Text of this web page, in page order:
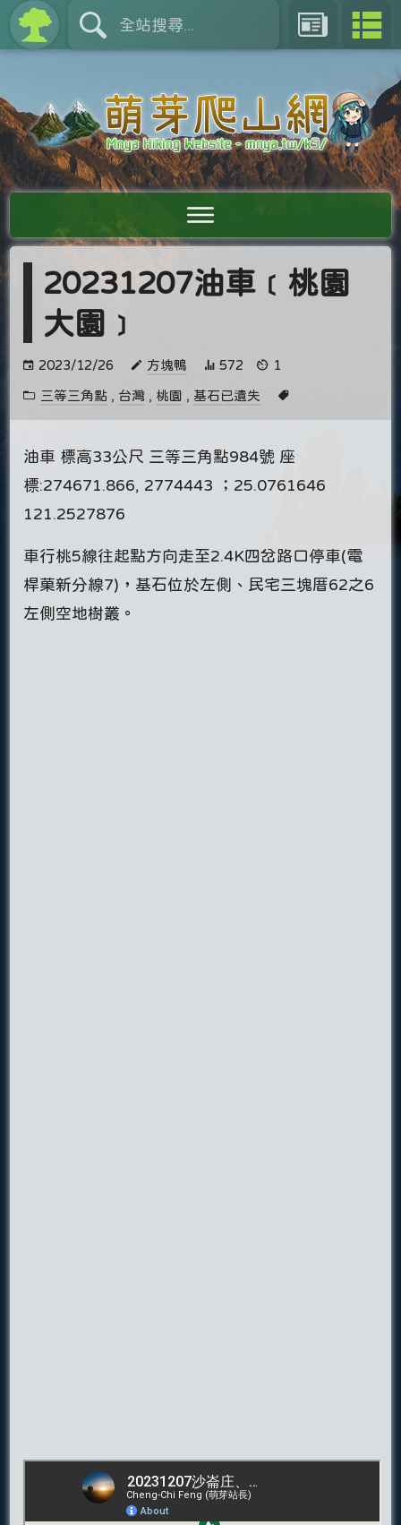
20231207油車﹝桃園
大園﹞
2023/12/26 方塊鴨 572 1
三等三角點 , 台灣 , 桃園 , 基石已遺失
油車 標高33公尺 三等三角點984號 座
標:274671.866, 2774443 ；25.0761646
121.2527876
車行桃5線往起點方向走至2.4K四岔路口停車(電
桿菓新分線7)，基石位於左側、民宅三塊厝62之6
左側空地樹叢。